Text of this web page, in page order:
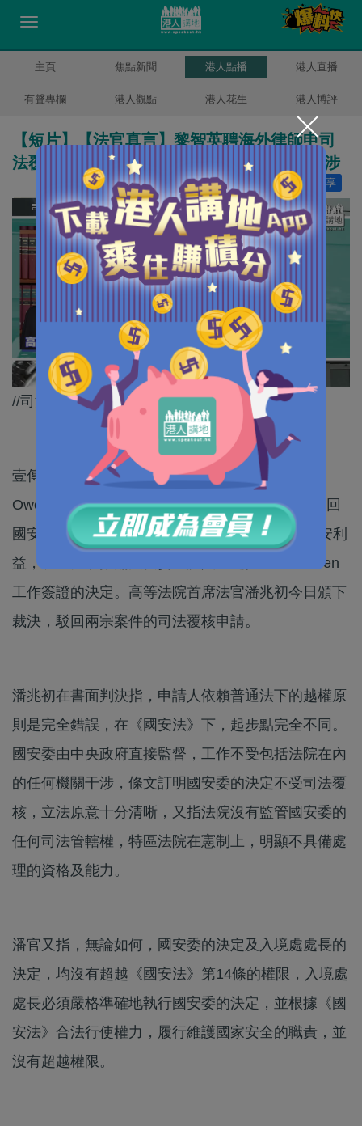
主頁 焦點新聞 港人點播 港人直播
有聲專欄 港人觀點 港人花生 港人博評
【短片】【法官真言】黎智英聘海外律師申司
法覆核失敗 潘兆初：國安委不受任何機關干涉
分享
讚好 30
//司法覆核呢招都輸埋，黎智英仲有無戲唱？//
壹傳媒創辦人黎智英就聘用英國御用大律師Tim
Owen，辯護國安案件入稟申請司法覆核，要求撤回
國安委指聘用 Tim Owen 構成國安風險及有違國安利
益，以及要求推翻國安委建議入境處拒絕Tim Owen
工作簽證的決定。高等法院首席法官潘兆初今日頒下
裁決，駁回兩宗案件的司法覆核申請。
潘兆初在書面判決指，申請人依賴普通法下的越權原
則是完全錯誤，在《國安法》下，起步點完全不同。
國安委由中央政府直接監督，工作不受包括法院在內
的任何機關干涉，條文訂明國安委的決定不受司法覆
核，立法原意十分清晰，又指法院沒有監管國安委的
任何司法管轄權，特區法院在憲制上，明顯不具備處
理的資格及能力。
潘官又指，無論如何，國安委的決定及入境處處長的
決定，均沒有超越《國安法》第14條的權限，入境處
處長必須嚴格準確地執行國安委的決定，並根據《國
安法》合法行使權力，履行維護國家安全的職責，並
沒有超越權限。